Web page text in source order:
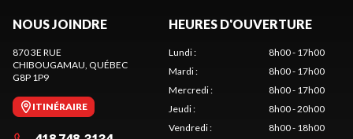
NOUS JOINDRE
870 3E RUE
CHIBOUGAMAU, QUÉBEC
G8P 1P9
ITINÉRAIRE
HEURES D'OUVERTURE
Lundi:
8h00 - 17h00
Mardi:
8h00 - 17h00
Mercredi:
8h00 - 17h00
Jeudi:
8h00 - 20h00
Vendredi:
8h00 - 18h00